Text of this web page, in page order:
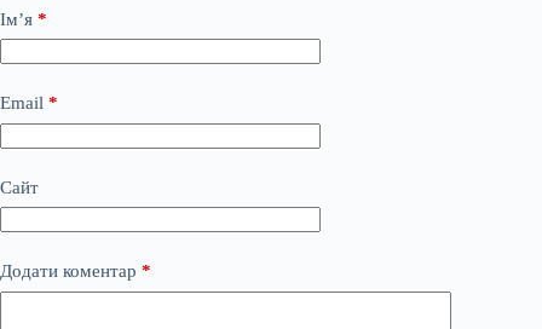
Ім’я *
Email *
Сайт
Додати коментар *